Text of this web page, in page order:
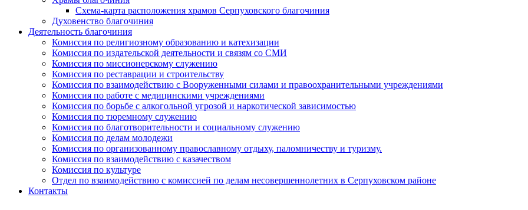
Схема-карта расположения храмов Серпуховского благочиния
Духовенство благочиния
Деятельность благочиния
Комиссия по религиозному образованию и катехизации
Комиссия по издательской деятельности и связям со СМИ
Комиссия по миссионерскому служению
Комиссия по реставрации и строительству
Комиссия по взаимодействию с Вооруженными силами и правоохранительными учреждениями
Комиссия по работе с медицинскими учреждениями
Комиссия по борьбе с алкогольной угрозой и наркотической зависимостью
Комиссия по тюремному служению
Комиссия по благотворительности и социальному служению
Комиссия по делам молодежи
Комиссия по организованному православному отдыху, паломничеству и туризму.
Комиссия по взаимодействию с казачеством
Комиссия по культуре
Отдел по взаимодействию с комиссией по делам несовершеннолетних в Серпуховском районе
Контакты